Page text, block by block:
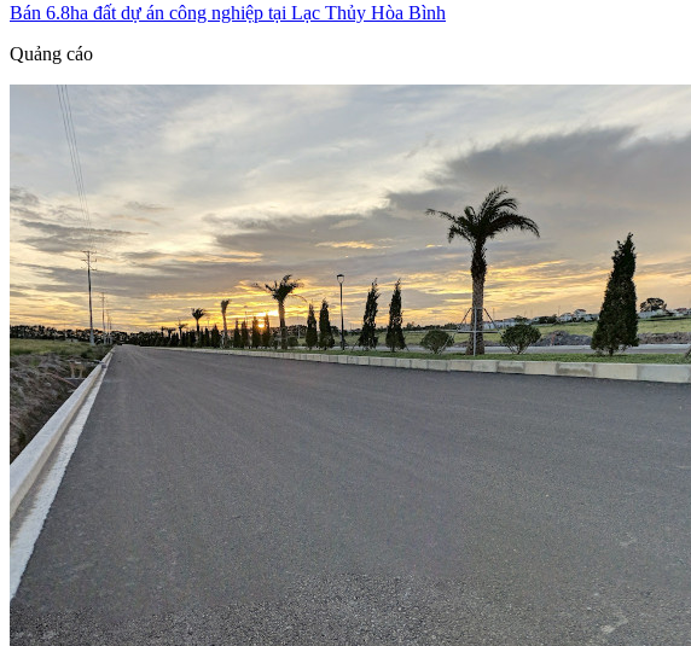
Bán 6.8ha đất dự án công nghiệp tại Lạc Thủy Hòa Bình
Quảng cáo